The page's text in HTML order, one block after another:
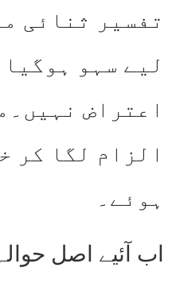
تفسیر ثنائی
لیے سہو
اعتراض
الزام لگا کر
ہوئے۔
اب آئیے اصل